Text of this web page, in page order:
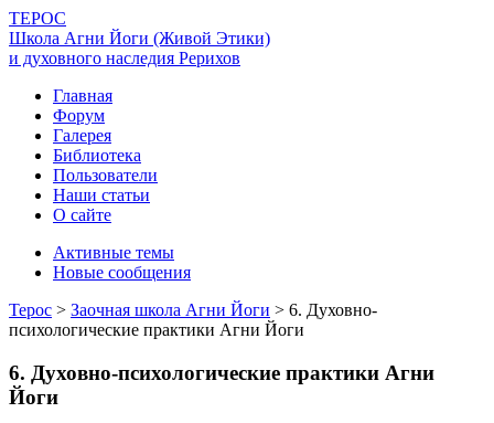
ТЕРОС
Школа Агни Йоги (Живой Этики)
и духовного наследия Рерихов
Главная
Форум
Галерея
Библиотека
Пользователи
Наши статьи
О сайте
Активные темы
Новые сообщения
Терос > Заочная школа Агни Йоги > 6. Духовно-
психологические практики Агни Йоги
6. Духовно-психологические практики Агни
Йоги